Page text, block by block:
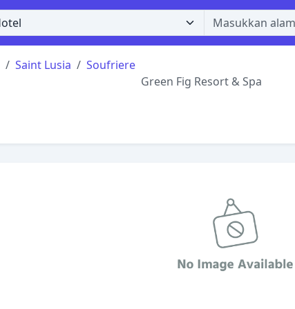
Saint Lusia
Soufriere
Green Fig Resort & Spa